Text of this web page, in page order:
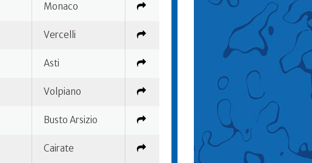
Monaco
Vercelli
Asti
Volpiano
Busto Arsizio
Cairate